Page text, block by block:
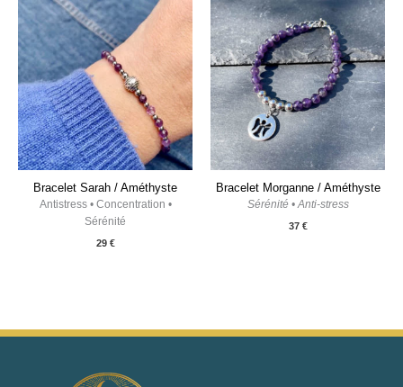
Bracelet Sarah / Améthyste
Antistress • Concentration •
Sérénité
29 €
Bracelet Morganne / Améthyste
Sérénité • Anti-stress
37 €